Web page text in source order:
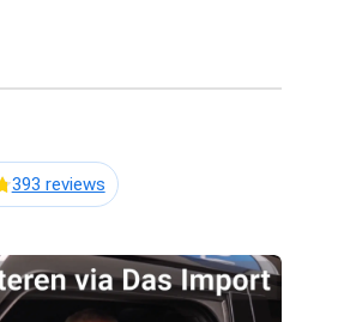
393 reviews